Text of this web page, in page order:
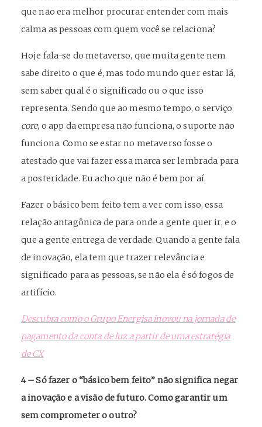
que não era melhor procurar entender com mais
calma as pessoas com quem você se relaciona?
Hoje fala-se do metaverso, que muita gente nem
sabe direito o que é, mas todo mundo quer estar lá,
sem saber qual é o significado ou o que isso
representa. Sendo que ao mesmo tempo, o serviço
core, o app da empresa não funciona, o suporte não
funciona. Como se estar no metaverso fosse o
atestado que vai fazer essa marca ser lembrada para
a posteridade. Eu acho que não é bem por aí.
Fazer o básico bem feito tem a ver com isso, essa
relação antagônica de para onde a gente quer ir, e o
que a gente entrega de verdade. Quando a gente fala
de inovação, ela tem que trazer relevância e
significado para as pessoas, se não ela é só fogos de
artifício.
Descubra como o Grupo Energisa inovou na jornada de
pagamento da conta de luz a partir de uma estratégia
de CX
4 – Só fazer o “básico bem feito” não significa negar
a inovação e a visão de futuro. Como garantir um
sem comprometer o outro?